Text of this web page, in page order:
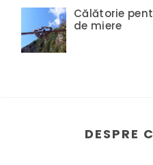
Călătorie
de miere
DESPRE